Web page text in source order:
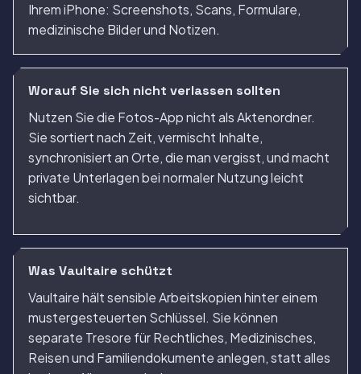
Ihrem iPhone: Screenshots, Scans, Formulare,
medizinische Bilder und Notizen.
Worauf Sie sich nicht verlassen sollten
Nutzen Sie die Fotos-App nicht als Aktenordner.
Sie sortiert nach Zeit, vermischt Inhalte,
synchronisiert an Orte, die man vergisst, und macht
private Unterlagen bei normaler Nutzung leicht
sichtbar.
Was Vaultaire schützt
Vaultaire hält sensible Arbeitskopien hinter einem
mustergesteuerten Schlüssel. Sie können
separate Tresore für Rechtliches, Medizinisches,
Reisen und Familiendokumente anlegen, statt alles